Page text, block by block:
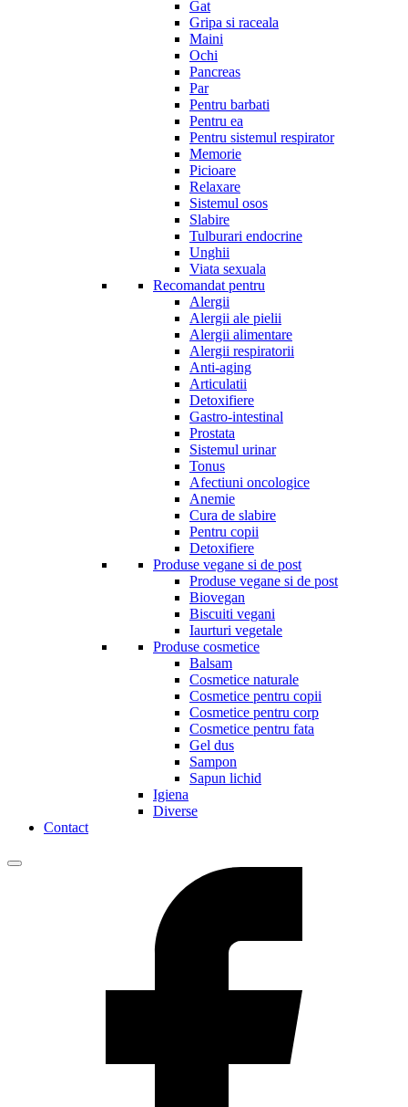
Gat
Gripa si raceala
Maini
Ochi
Pancreas
Par
Pentru barbati
Pentru ea
Pentru sistemul respirator
Memorie
Picioare
Relaxare
Sistemul osos
Slabire
Tulburari endocrine
Unghii
Viata sexuala
Recomandat pentru
Alergii
Alergii ale pielii
Alergii alimentare
Alergii respiratorii
Anti-aging
Articulatii
Detoxifiere
Gastro-intestinal
Prostata
Sistemul urinar
Tonus
Afectiuni oncologice
Anemie
Cura de slabire
Pentru copii
Detoxifiere
Produse vegane si de post
Produse vegane si de post
Biovegan
Biscuiti vegani
Iaurturi vegetale
Produse cosmetice
Balsam
Cosmetice naturale
Cosmetice pentru copii
Cosmetice pentru corp
Cosmetice pentru fata
Gel dus
Sampon
Sapun lichid
Igiena
Diverse
Contact